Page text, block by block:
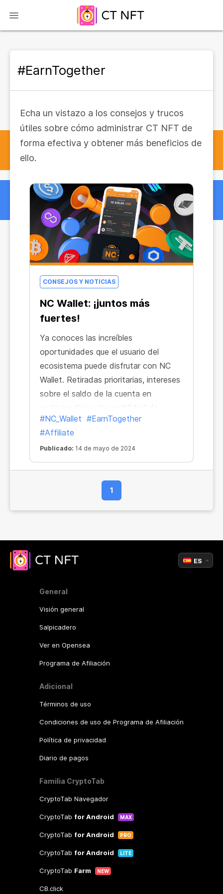
#EarnTogether
Echa un vistazo a los consejos y trucos
útiles sobre cómo administrar CT NFT de
forma efectiva y obtener más beneficios de
ello.
CONSEJOS Y NOTICIAS
NC Wallet: ¡juntos más
fuertes!
Ya conoces las increíbles
oportunidades que el usuario del
ecosistema puede disfrutar con NC
Wallet. Retiradas prioritarias, intereses
sobre el saldo de la cuenta en
cualquier divisa, la posibilidad de
cambiar divisas al tipo de mercado
directamente en la aplicación... Ahora
se ha añadido una función más a esta
lista.
#NC_Wallet #EarnTogether
#Affiliate
Publicado: 14 de mayo de 2024
1
General
Visión general
Salpicadero
Ver en Opensea
Programa de Afiliación
Adicional
Términos de uso
Condiciones de uso de Programa de Afiliación
Política de privacidad
Diario de pagos
Familia CryptoTab
CryptoTab Navegador
CryptoTab for Android MAX
CryptoTab for Android PRO
CryptoTab for Android LITE
CryptoTab Farm NEW
CB.click
ES